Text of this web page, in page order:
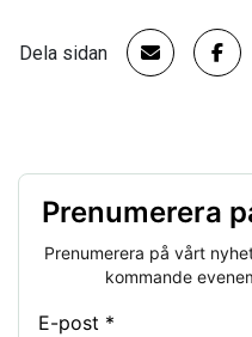
Dela sidan
Prenumerera
Prenumerera på vårt
kommande
E-post *